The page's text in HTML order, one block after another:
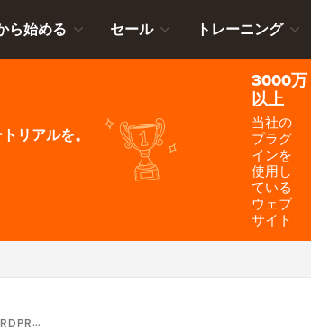
ら始める セール トレーニング
リアルを。
3000万
以上
当社の
プラグ
インを
使用し
ている
ウェブ
サイト
訳する方法